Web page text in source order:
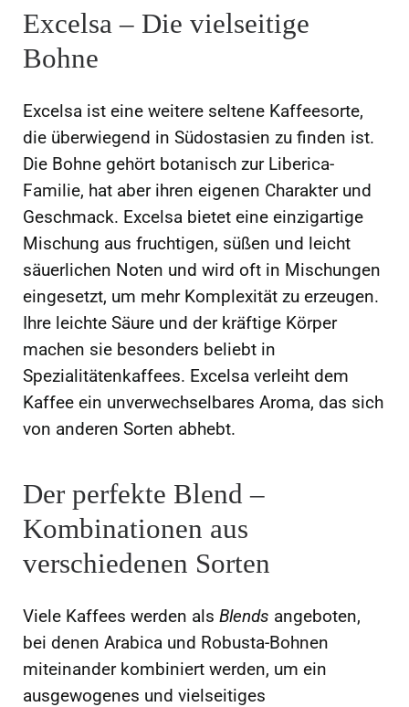
Excelsa – Die vielseitige
Bohne
Excelsa ist eine weitere seltene Kaffeesorte,
die überwiegend in Südostasien zu finden ist.
Die Bohne gehört botanisch zur Liberica-
Familie, hat aber ihren eigenen Charakter und
Geschmack. Excelsa bietet eine einzigartige
Mischung aus fruchtigen, süßen und leicht
säuerlichen Noten und wird oft in Mischungen
eingesetzt, um mehr Komplexität zu erzeugen.
Ihre leichte Säure und der kräftige Körper
machen sie besonders beliebt in
Spezialitätenkaffees. Excelsa verleiht dem
Kaffee ein unverwechselbares Aroma, das sich
von anderen Sorten abhebt.
Der perfekte Blend –
Kombinationen aus
verschiedenen Sorten
Viele Kaffees werden als Blends angeboten,
bei denen Arabica und Robusta-Bohnen
miteinander kombiniert werden, um ein
ausgewogenes und vielseitiges